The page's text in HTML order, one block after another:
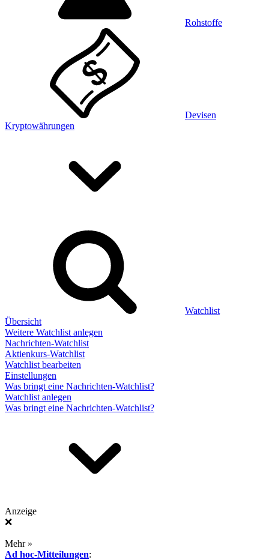
Rohstoffe
Devisen
Kryptowährungen
Watchlist
Übersicht
Weitere Watchlist anlegen
Nachrichten-Watchlist
Aktienkurs-Watchlist
Watchlist bearbeiten
Einstellungen
Was bringt eine Nachrichten-Watchlist?
Watchlist anlegen
Was bringt eine Nachrichten-Watchlist?
Anzeige
❌
Mehr »
Ad hoc-Mitteilungen: